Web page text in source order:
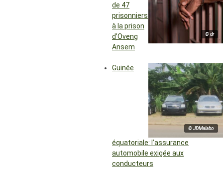
© dr
de 47
prisonniers
à la prison
d’Oveng
Ansem
© JDMalabo
Guinée
équatoriale: l’assurance
automobile exigée aux
conducteurs